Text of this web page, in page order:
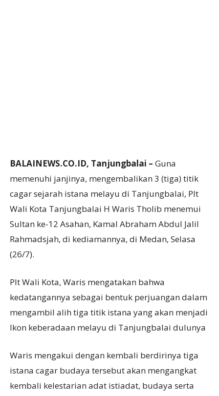
BALAINEWS.CO.ID, Tanjungbalai – Guna
memenuhi janjinya, mengembalikan 3 (tiga) titik
cagar sejarah istana melayu di Tanjungbalai, Plt
Wali Kota Tanjungbalai H Waris Tholib menemui
Sultan ke-12 Asahan, Kamal Abraham Abdul Jalil
Rahmadsjah, di kediamannya, di Medan, Selasa
(26/7).
Plt Wali Kota, Waris mengatakan bahwa
kedatangannya sebagai bentuk perjuangan dalam
mengambil alih tiga titik istana yang akan menjadi
Ikon keberadaan melayu di Tanjungbalai dulunya
Waris mengakui dengan kembali berdirinya tiga
istana cagar budaya tersebut akan mengangkat
kembali kelestarian adat istiadat, budaya serta